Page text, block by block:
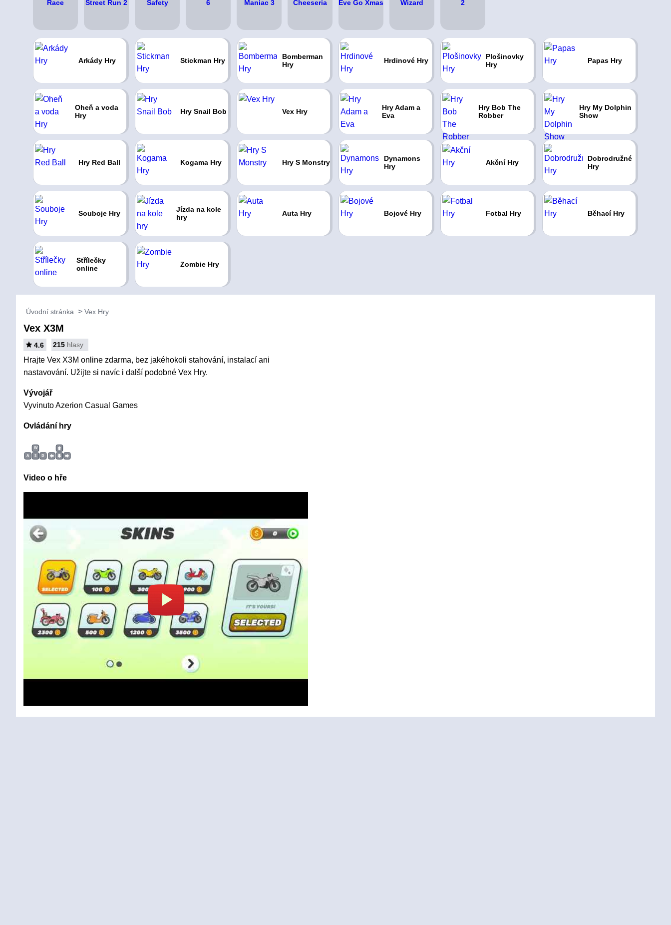
Arkády Hry Stickman Hry
Bomberman
Hry
Hrdinové Hry
Plošinovky
Hry
Papas Hry
Oheň a voda
Hry
Hry Snail Bob Vex Hry
Hry Adam a
Eva
Hry Bob The
Robber
Hry My Dolphin
Show
Hry Red Ball Kogama Hry Hry S Monstry
Dynamons
Hry
Akční Hry
Dobrodružné
Hry
Souboje Hry
Jízda na kole
hry
Auta Hry Bojové Hry Fotbal Hry Běhací Hry
Střílečky
online
Zombie Hry
Úvodní stránka Vex Hry
Vex X3M
4.6 215 hlasy
Hrajte Vex X3M online zdarma, bez jakéhokoli stahování, instalací ani
nastavování. Užijte si navíc i další podobné Vex Hry.
Vývojář
Vyvinuto Azerion Casual Games
Ovládání hry
W
A
S D
Video o hře